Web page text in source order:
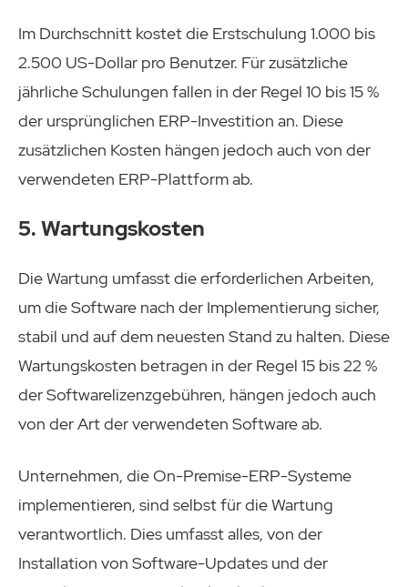
Im Durchschnitt kostet die Erstschulung 1.000 bis
2.500 US-Dollar pro Benutzer. Für zusätzliche
jährliche Schulungen fallen in der Regel 10 bis 15 %
der ursprünglichen ERP-Investition an. Diese
zusätzlichen Kosten hängen jedoch auch von der
verwendeten ERP-Plattform ab.
5. Wartungskosten
Die Wartung umfasst die erforderlichen Arbeiten,
um die Software nach der Implementierung sicher,
stabil und auf dem neuesten Stand zu halten. Diese
Wartungskosten betragen in der Regel 15 bis 22 %
der Softwarelizenzgebühren, hängen jedoch auch
von der Art der verwendeten Software ab.
Unternehmen, die On-Premise-ERP-Systeme
implementieren, sind selbst für die Wartung
verantwortlich. Dies umfasst alles, von der
Installation von Software-Updates und der